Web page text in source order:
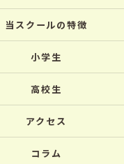
当スクールの特徴
小学生
高校生
アクセス
コラム